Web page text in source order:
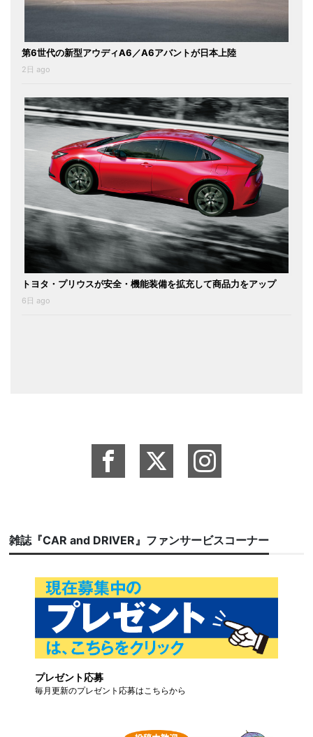
第6世代の新型アウディA6／A6アバントが日本上陸
2日 ago
トヨタ・プリウスが安全・機能装備を拡充して商品力をアップ
6日 ago
雑誌『CAR and DRIVER』ファンサービスコーナー
プレゼント応募
毎月更新のプレゼント応募はこちらから